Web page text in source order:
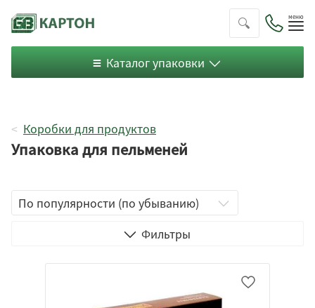
Каталог упаковки
Коробки для продуктов
Упаковка для пельменей
Фильтры